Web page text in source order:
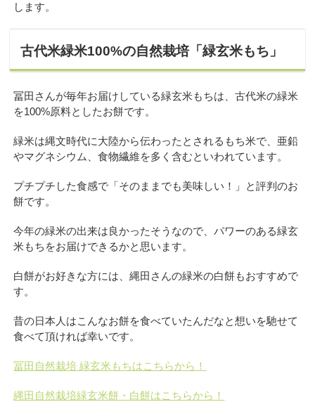
します。
古代米緑米100%の自然栽培「緑玄米もち」
冨田さんが毎年お届けしている緑玄米もちは、古代米の緑米
を100%原料としたお餅です。
緑米は縄文時代に大陸から伝わったとされるもち米で、亜鉛
やマグネシウム、食物繊維を多く含むといわれています。
プチプチした食感で「そのままでも美味しい！」と評判のお
餅です。
今年の緑米の出来は良かったそうなので、パワーのある緑玄
米もちをお届けできるかと思います。
白餅がお好きな方には、縄田さんの緑米の白餅もおすすめで
す。
昔の日本人はこんなお餅を食べていたんだなと想いを馳せて
食べて頂ければ幸いです。
冨田自然栽培 緑玄米もちはこちらから！
縄田自然栽培緑玄米餅・白餅はこちらから！